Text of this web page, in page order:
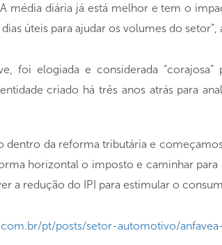
média diária já está melhor e tem o
úteis para ajudar os volumes do setor”,
foi elogiada e considerada
criado há três anos atrás para
dentro da reforma tributária e
horizontal o imposto e caminhar
a redução do IPI para estimular o
pt/posts/setor-automotivo/